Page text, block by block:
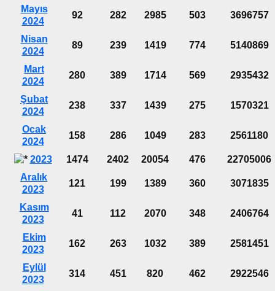
Mayıs
2024
92 282 2985 503 3696757
Nisan
2024
89 239 1419 774 5140869
Mart
2024
280 389 1714 569 2935432
Şubat
2024
238 337 1439 275 1570321
Ocak
2024
158 286 1049 283 2561180
2023 1474 2402 20054 476
22705006
Aralık
2023
121 199 1389 360 3071835
Kasım
2023
41 112 2070 348 2406764
Ekim
2023
162 263 1032 389 2581451
Eylül
2023
314 451 820 462 2922546